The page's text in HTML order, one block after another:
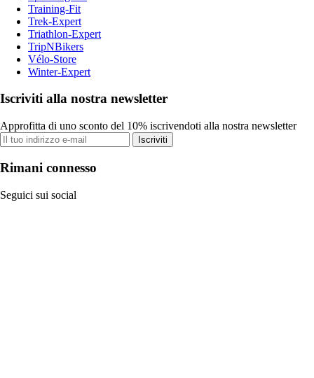
Training-Fit
Trek-Expert
Triathlon-Expert
TripNBikers
Vélo-Store
Winter-Expert
Iscriviti alla nostra newsletter
Approfitta di uno sconto del 10% iscrivendoti alla nostra newsletter
Iscriviti
Rimani connesso
Seguici sui social